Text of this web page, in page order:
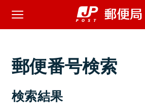
郵便番号検索
検索結果